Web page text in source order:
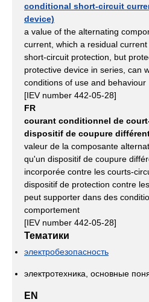
conditional short-circuit
device)
a value of the alternating
current, which a residual
short-circuit protection, but
protective device in series, can
conditions of use and behaviour
[IEV number 442-05-28]
FR
courant conditionnel de
dispositif de coupure
valeur de la composante
qu'un dispositif de coupure
incorporée contre les courts-
dispositif de protection contre
peut supporter dans des
comportement
[IEV number 442-05-28]
Тематики
электробезопасность
электротехника, основные
EN